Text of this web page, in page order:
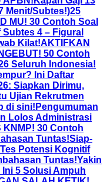
Menit/Subtes!)25
MU! 30 Contoh Soal
4 – Figural
Kilat!AKTIFKAN
50 Contoh
Seluruh Indonesia!
Ini Daftar
Siapkan Dirimu,
Ujian Rekrutmen
di sini! Pengumuman
Lolos Administrasi
KNMP! 30 Contoh
Tuntas!Siap-
Potensi Kognitif
Tuntas!Yakin
5 Solusi Ampuh